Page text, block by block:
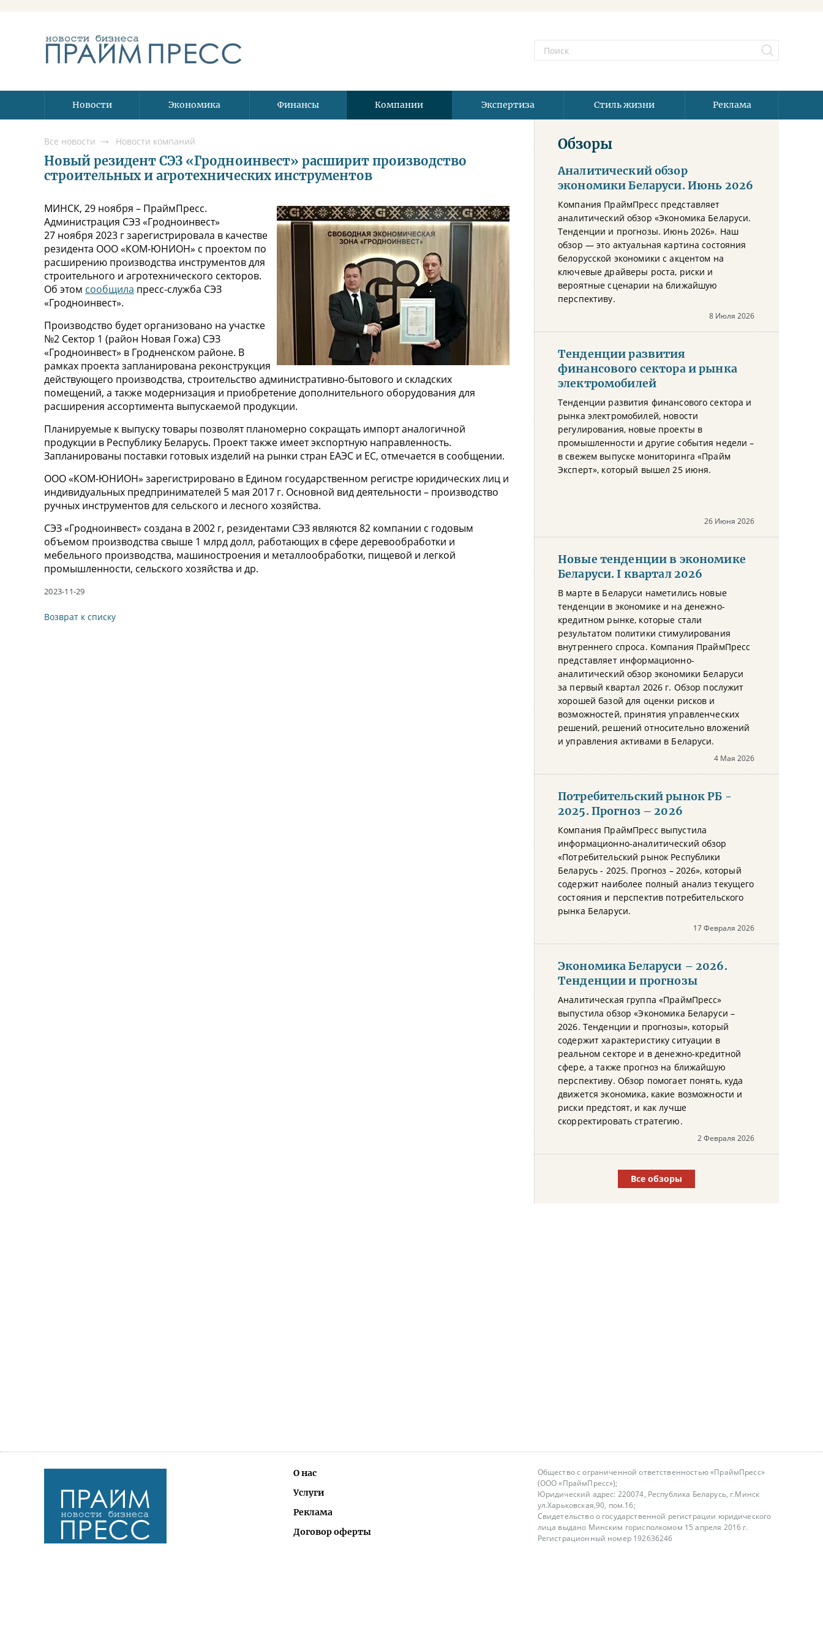
Новости Экономика Финансы Компании Экспертиза Стиль жизни Реклама
Все новости Новости компаний
Новый резидент СЭЗ «Гродноинвест» расширит производство
строительных и агротехнических инструментов
МИНСК, 29 ноября – ПраймПресс.
Администрация СЭЗ «Гродноинвест»
27 ноября 2023 г зарегистрировала в качестве
резидента ООО «КОМ-ЮНИОН» с проектом по
расширению производства инструментов для
строительного и агротехнического секторов.
Об этом сообщила пресс-служба СЭЗ
«Гродноинвест».
Производство будет организовано на участке
№2 Сектор 1 (район Новая Гожа) СЭЗ
«Гродноинвест» в Гродненском районе. В
рамках проекта запланирована реконструкция
действующего производства, строительство административно-бытового и складских
помещений, а также модернизация и приобретение дополнительного оборудования для
расширения ассортимента выпускаемой продукции.
Планируемые к выпуску товары позволят планомерно сокращать импорт аналогичной
продукции в Республику Беларусь. Проект также имеет экспортную направленность.
Запланированы поставки готовых изделий на рынки стран ЕАЭС и ЕС, отмечается в сообщении.
ООО «КОМ-ЮНИОН» зарегистрировано в Едином государственном регистре юридических лиц и
индивидуальных предпринимателей 5 мая 2017 г. Основной вид деятельности – производство
ручных инструментов для сельского и лесного хозяйства.
СЭЗ «Гродноинвест» создана в 2002 г, резидентами СЭЗ являются 82 компании с годовым
объемом производства свыше 1 млрд долл, работающих в сфере деревообработки и
мебельного производства, машиностроения и металлообработки, пищевой и легкой
промышленности, сельского хозяйства и др.
2023-11-29
Возврат к списку
Обзоры
Аналитический обзор
экономики Беларуси. Июнь 2026
Компания ПраймПресс представляет
аналитический обзор «Экономика Беларуси.
Тенденции и прогнозы. Июнь 2026». Наш
обзор — это актуальная картина состояния
белорусской экономики с акцентом на
ключевые драйверы роста, риски и
вероятные сценарии на ближайшую
перспективу.
8 Июля 2026
Тенденции развития
финансового сектора и рынка
электромобилей
Тенденции развития финансового сектора и
рынка электромобилей, новости
регулирования, новые проекты в
промышленности и другие события недели –
в свежем выпуске мониторинга «Прайм
Эксперт», который вышел 25 июня.
26 Июня 2026
Новые тенденции в экономике
Беларуси. I квартал 2026
В марте в Беларуси наметились новые
тенденции в экономике и на денежно-
кредитном рынке, которые стали
результатом политики стимулирования
внутреннего спроса. Компания ПраймПресс
представляет информационно-
аналитический обзор экономики Беларуси
за первый квартал 2026 г. Обзор послужит
хорошей базой для оценки рисков и
возможностей, принятия управленческих
решений, решений относительно вложений
и управления активами в Беларуси.
4 Мая 2026
Потребительский рынок РБ -
2025. Прогноз – 2026
Компания ПраймПресс выпустила
информационно-аналитический обзор
«Потребительский рынок Республики
Беларусь - 2025. Прогноз – 2026», который
содержит наиболее полный анализ текущего
состояния и перспектив потребительского
рынка Беларуси.
17 Февраля 2026
Экономика Беларуси – 2026.
Тенденции и прогнозы
Аналитическая группа «ПраймПресс»
выпустила обзор «Экономика Беларуси –
2026. Тенденции и прогнозы», который
содержит характеристику ситуации в
реальном секторе и в денежно-кредитной
сфере, а также прогноз на ближайшую
перспективу. Обзор помогает понять, куда
движется экономика, какие возможности и
риски предстоят, и как лучше
скорректировать стратегию.
2 Февраля 2026
Все обзоры
О нас
Услуги
Реклама
Договор оферты
Общество с ограниченной ответственностью «ПраймПресс»
(ООО «ПраймПресс»);
Юридический адрес: 220074, Республика Беларусь, г.Минск
ул.Харьковская,90, пом.16;
Свидетельство о государственной регистрации юридического
лица выдано Минским горисполкомом 15 апреля 2016 г.
Регистрационный номер 192636246